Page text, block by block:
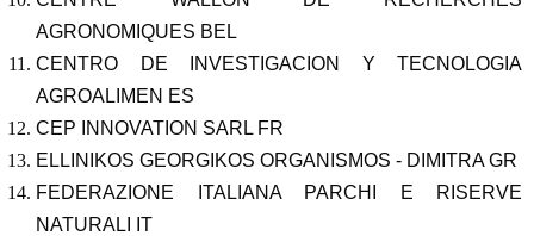
AGRONOMIQUES BEL
CENTRO DE INVESTIGACION Y TECNOLOGIA
AGROALIMEN ES
CEP INNOVATION SARL FR
ELLINIKOS GEORGIKOS ORGANISMOS - DIMITRA GR
FEDERAZIONE ITALIANA PARCHI E RISERVE
NATURALI IT